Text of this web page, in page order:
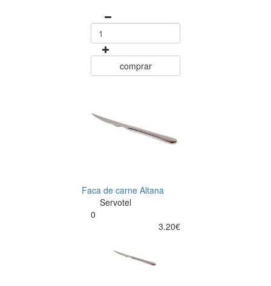
comprar
Faca de carne Altana
Servotel
0
3.20€